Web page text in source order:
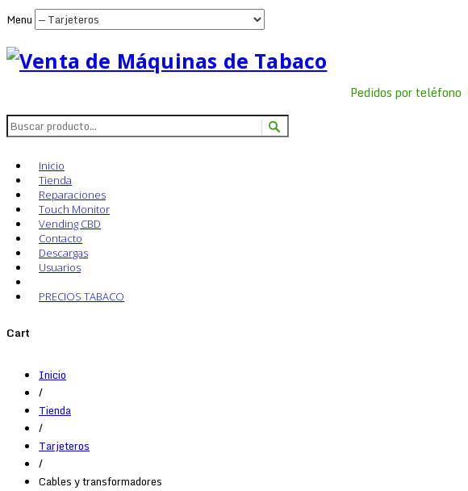
Menu
Pedidos por teléfono
Inicio
Tienda
Reparaciones
Touch Monitor
Vending CBD
Contacto
Descargas
Usuarios
PRECIOS TABACO
Cart
Inicio
/
Tienda
/
Tarjeteros
/
Cables y transformadores